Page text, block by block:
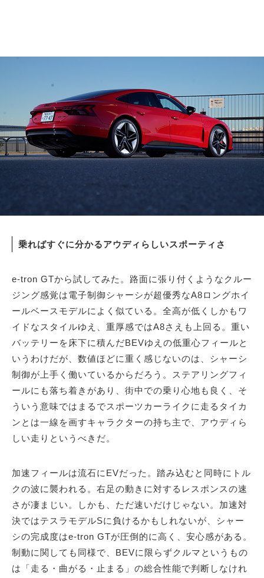
乗ればすぐに分かるアウディらしいスポーティさ
e-tron GTから試してみた。路面に張り付くようなクルー
ジング感覚は電子制御シャーシが超優秀なA8ロングホイ
ールベースモデルによく似ている。全高が低くしかもワ
イドなスタイルゆえ、重厚感ではA8さえも上回る。重い
バッテリーを床下に積んだBEVゆえの低重心フィールと
いうわけだが、数値ほどに重く感じないのは、シャーシ
制御が上手く働いているからだろう。ステアリングフィ
ールにも落ち着きがあり、街中での乗り心地も良く、そ
ういう意味ではまるでスポーツカーライクに走るタイカ
ンとは一線を画すキャラクターの持ち主で、アウディら
しい走りというべきだ。
加速フィールは流石にEVだった。踏み込むと同時にトル
クの波に襲われる。右足の動きに対するレスポンスの速
さが凄まじい。しかも、ただ速いだけじゃない。加速対
決ではテスラモデルSに負けるかもしれないが、シャー
シの完成度はe-tron GTが圧倒的に高く、安心感がある。
制動に関しても同様で、BEVに限らずクルマというもの
は「走る・曲がる・止まる」の総合性能で判断しなけれ